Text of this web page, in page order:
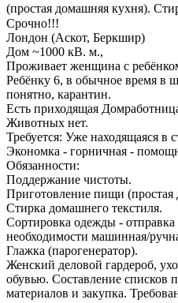
(простая домашняя кухня).
Срочно!!!
Лондон (Аскот, Беркшир)
Дом ~1000 кВ. м.,
Проживает женщина с
Ребёнку 6, в обычное время в
понятно, карантин.
Есть приходящая
Животных нет.
Требуется: Уже находящаяся в
Экономка - горничная -
Обязанности:
Поддержание чистоты.
Приготовление пищи (простая
Стирка домашнего текстиля.
Сортировка одежды -
необходимости машинная/
Глажка (парогенератор).
Женский деловой гардероб,
обувью. Составление списков
материалов и закупка.